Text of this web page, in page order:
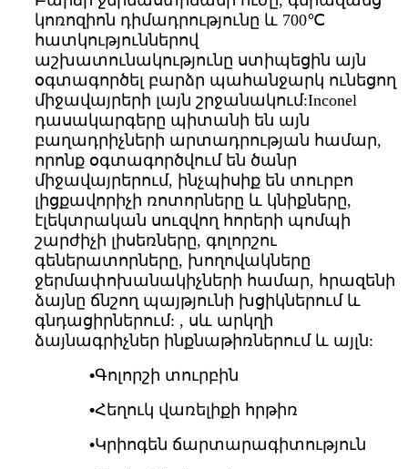
կոռոզիոն դիմադրությունը և 700℃
հատկություններով
աշխատունակությունը ստիպեցին այն
օգտագործել բարձր պահանջարկ ունեցող
միջավայրերի լայն շրջանակում:Inconel
դասակարգերը պիտանի են այն
բաղադրիչների արտադրության համար,
որոնք օգտագործվում են ծանր
միջավայրերում, ինչպիսիք են տուրբո
լիցքավորիչի ռոտորները և կնիքները,
էլեկտրական սուզվող հորերի պոմպի
շարժիչի լիսեռները, գոլորշու
գեներատորները, խողովակները
ջերմափոխանակիչների համար, հրազենի
ձայնը ճնշող պայթյունի խցիկներում և
գնդացիրներում: , սև արկղի
ձայնագրիչներ ինքնաթիռներում և այլն:
•Գոլորշի տուրբին
•Հեղուկ վառելիքի հրթիռ
•Կրիոգեն ճարտարագիտություն